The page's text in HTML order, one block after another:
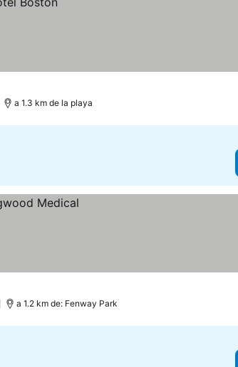
a 1.3 km de la playa
a 1.2 km de: Fenway Park